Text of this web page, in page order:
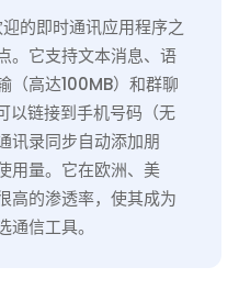
的即时通讯应用程序之
。它支持文本消息、语
（高达100MB）和群聊
以链接到手机号码（无
讯录同步自动添加朋
用量。它在欧洲、美
高的渗透率，使其成为
信工具。